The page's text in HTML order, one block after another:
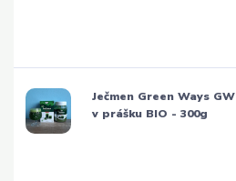
Ječmen Green Ways GW
v prášku BIO - 300g